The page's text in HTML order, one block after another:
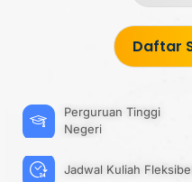
Daftar
Perguruan Tinggi
Negeri
Jadwal Kuliah